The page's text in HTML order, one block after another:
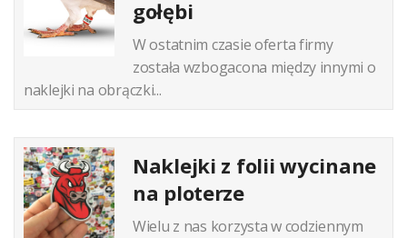
gołębi
W ostatnim czasie oferta firmy
została wzbogacona między innymi o
naklejki na obrączki...
Naklejki z folii wycinane
na ploterze
Wielu z nas korzysta w codziennym